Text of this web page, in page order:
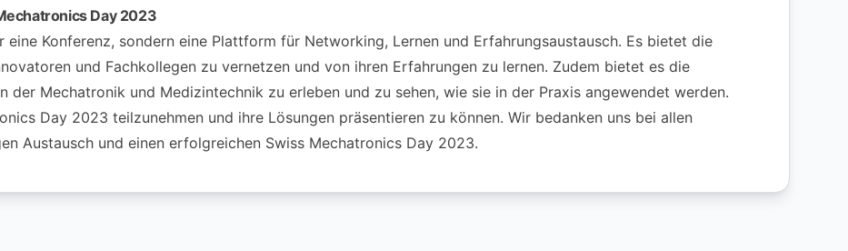
Day 2023
Konferenz, sondern eine Plattform für Networking, Lernen und Erfahrungsaustausch. Es bietet die
und Fachkollegen zu vernetzen und von ihren Erfahrungen zu lernen. Zudem bietet es die
der Mechatronik und Medizintechnik zu erleben und zu sehen, wie sie in der Praxis angewendet werden.
Day 2023 teilzunehmen und ihre Lösungen präsentieren zu können. Wir bedanken uns bei allen
Austausch und einen erfolgreichen Swiss Mechatronics Day 2023.